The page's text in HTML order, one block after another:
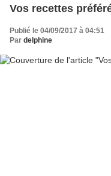
Vos recettes
Publié le 04/09/2017 à 04:51
Par delphine